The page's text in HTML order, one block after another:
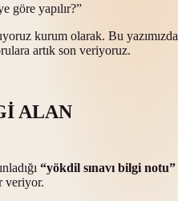
göre yapılır?”
kurum olarak. Bu yazımızda
artık son veriyoruz.
ALAN
“yökdil sınavı bilgi notu”
veriyor.